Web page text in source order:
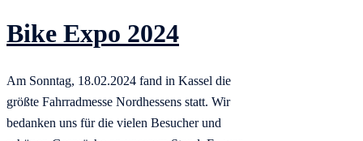
Bike Expo 2024
Am Sonntag, 18.02.2024 fand in Kassel die
größte Fahrradmesse Nordhessens statt. Wir
bedanken uns für die vielen Besucher und